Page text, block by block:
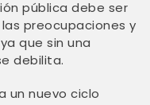
pública debe ser
preocupaciones y
que sin una
debilita.
un nuevo ciclo